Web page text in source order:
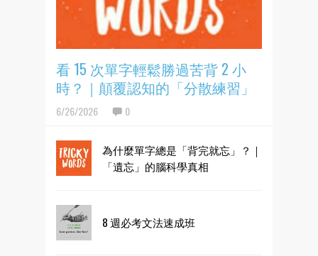
看 15 次單字輕鬆勝過苦背 2 小
時？｜顛覆認知的「分散練習」
6/26/2026 0
為什麼單字總是「背完就忘」？｜
「遺忘」的腦科學真相
8 週必考文法速成班